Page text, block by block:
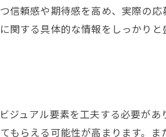
信頼感や期待感を高め、実際の応
関する具体的な情報をしっかりと
ュアル要素を工夫する必要があ
もらえる可能性が高まります。ま